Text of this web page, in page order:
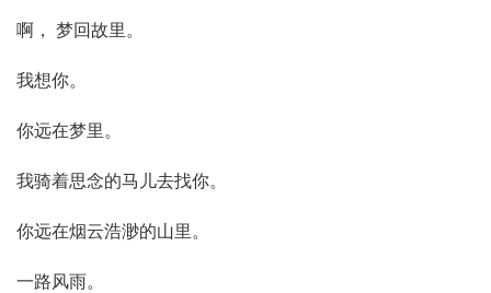
啊， 梦回故里。
我想你。
你远在梦里。
我骑着思念的马儿去找你。
你远在烟云浩渺的山里。
一路风雨。